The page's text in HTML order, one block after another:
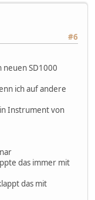
#6
neuen SD1000
ich auf andere
Instrument von
das immer mit
das mit